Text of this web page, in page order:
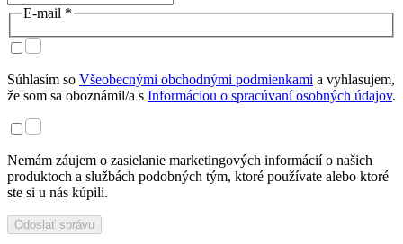
E-mail *
Súhlasím so Všeobecnými obchodnými podmienkami a vyhlasujem,
že som sa oboznámil/a s Informáciou o spracúvaní osobných údajov.
Nemám záujem o zasielanie marketingových informácií o našich
produktoch a službách podobných tým, ktoré používate alebo ktoré
ste si u nás kúpili.
Odoslať správu